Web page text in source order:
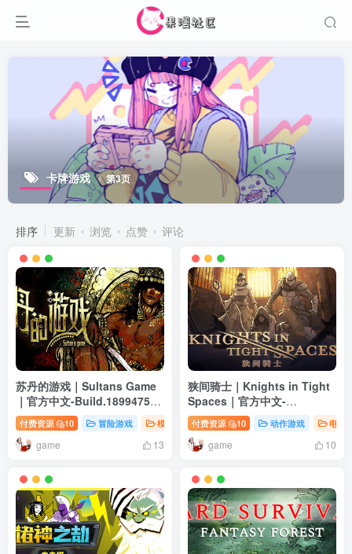
卡牌游戏 第3页
排序 更新 浏览 点赞 评论
苏丹的游戏｜Sultans Game
｜官方中文-Build.18994752
｜2.47G｜免安装
付费资源 10 冒险游戏 模拟游戏 电脑游戏
game 13
狭间骑士｜Knights in Tight
Spaces｜官方中文-
v1.2.19225｜1.83G｜免安装
付费资源 10 动作游戏 电脑
game 10